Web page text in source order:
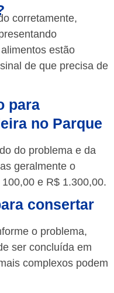
corretamente,
estão
de que precisa de
para
no Parque
do problema e da
geralmente o
e R$ 1.300,00.
consertar
o problema,
ser concluída em
complexos podem